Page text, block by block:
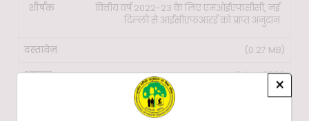
वित्तीय वर्ष 2022-23 के लिए एमओईएफसीसी, नई
दिल्ली से आईसीएफआरई को प्राप्त अनुदान
(0.27 MB)
11 Aug 2023
4
×